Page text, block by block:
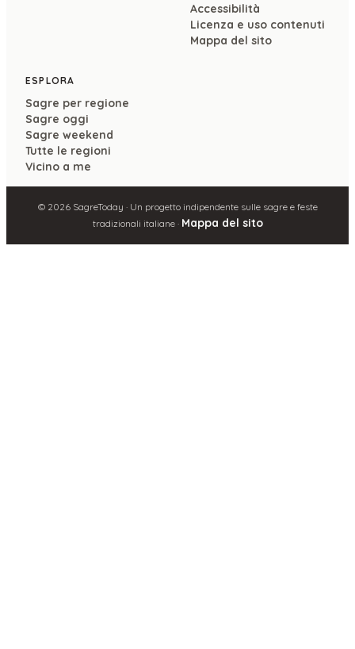
Accessibilità
Licenza e uso contenuti
Mappa del sito
ESPLORA
Sagre per regione
Sagre oggi
Sagre weekend
Tutte le regioni
Vicino a me
© 2026SagreToday · Un progetto indipendente sulle sagre e feste
tradizionali italiane · Mappa del sito